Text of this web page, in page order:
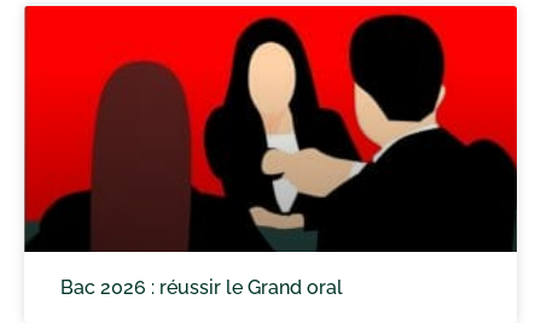
Bac 2026 : réussir le Grand oral